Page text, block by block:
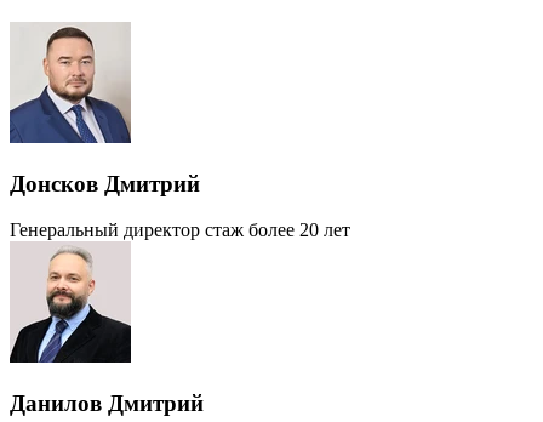
Донсков Дмитрий
Генеральный директор стаж более 20 лет
Данилов Дмитрий